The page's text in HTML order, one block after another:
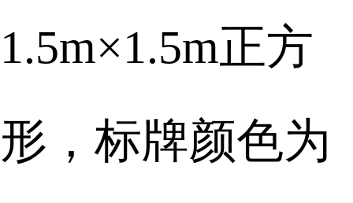
1.5m×1.5m正方
形，标牌颜色为